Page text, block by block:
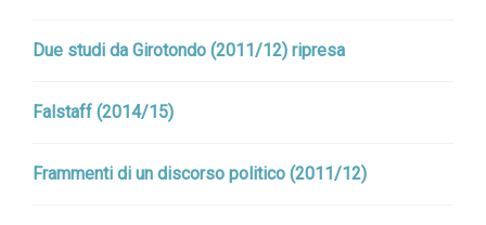
Due studi da Girotondo (2011/12) ripresa
Falstaff (2014/15)
Frammenti di un discorso politico (2011/12)